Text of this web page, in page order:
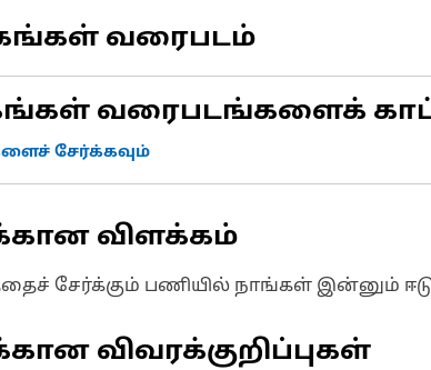
வரைபடம்
வரைபடங்களைக்
சேர்க்கவும்
விளக்கம்
சேர்க்கும் பணியில் நாங்கள் இன்னும்
விவரக்குறிப்புகள்